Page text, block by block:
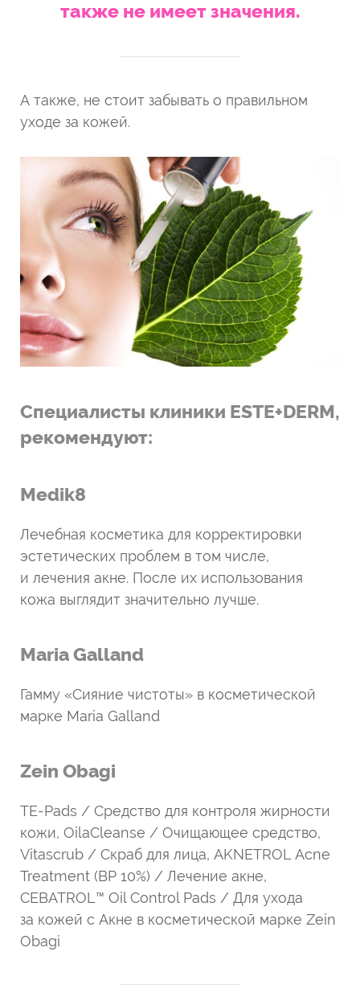
также не имеет значения.
А также, не стоит забывать о правильном
уходе за кожей.
Специалисты клиники ESTE+DERM,
рекомендуют:
Medik8
Лечебная косметика для корректировки
эстетических проблем в том числе,
и лечения акне. После их использования
кожа выглядит значительно лучше.
Maria Galland
Гамму «Сияние чистоты» в косметической
марке Maria Galland
Zein Obagi
TE-Pads / Средство для контроля жирности
кожи, OilaCleanse / Очищающее средство,
Vitascrub / Скраб для лица, AKNETROL Acne
Treatment (BP 10%) / Лечение акне,
CEBATROL™ Oil Control Pads / Для ухода
за кожей с Акне в косметической марке Zein
Obagi